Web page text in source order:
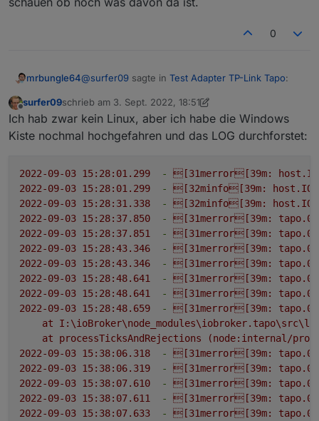
0
mrbungle64@surfer09 sagte in Test Adapter TP-Link Tapo:
@tombox Ich hätte dir gerne LOGs gegeben,
das System war aber schon zerschossen
und ich konnte es nicht mehr starten.
Falls du das System nicht komplett neu aufgesetzt
schauen ob noch was davon da ist.
Offline
surfer09schrieb am 3. Sept. 2022, 18:51
zuletzt editiert von surfer099. März 2022, 21:15
Ich hab zwar kein Linux, aber ich habe die Windows
Kiste nochmal hochgefahren und das LOG durchforstet:
2022-09-03 15:28:01.299 - [31merror[39m:
2022-09-03 15:28:01.299
- [32minfo[39m:
2022-09-03 15:28:31.338
- [32minfo[39m:
2022-09-03 15:28:37.850
- [31merror[39m: tapo.0
2022-09-03 15:28:37.851
- [31merror[39m: tapo.0
2022-09-03 15:28:43.346
- [31merror[39m: tapo.0
2022-09-03 15:28:43.346
- [31merror[39m: tapo.0
2022-09-03 15:28:48.641
- [31merror[39m: tapo.0
2022-09-03 15:28:48.641
- [31merror[39m: tapo.0
2022-09-03 15:28:48.659
- [31merror[39m: tapo.0
at
at
processTicksAndRejections
(node:internal/
2022-09-03 15:38:06.318
- [31merror[39m: tapo.0
2022-09-03 15:38:06.319
- [31merror[39m: tapo.0
2022-09-03 15:38:07.610
- [31merror[39m: tapo.0
2022-09-03 15:38:07.611
- [31merror[39m: tapo.0
2022-09-03 15:38:07.633
- [31merror[39m: tapo.0